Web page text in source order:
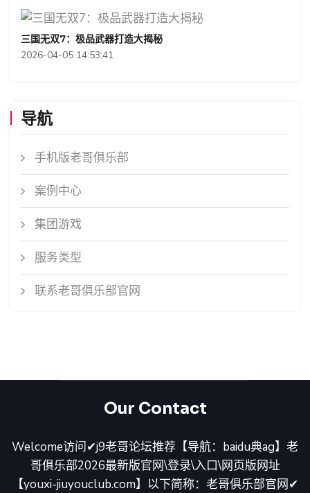
三国无双7：极品武器打造大揭秘
2026-04-05 14:53:41
导航
手机版老哥俱乐部
案例中心
集团游戏
服务类型
联系老哥俱乐部官网
Our Contact
Welcome访问✔j9老哥论坛推荐【导航：baidu典ag】老
哥俱乐部2026最新版官网\登录\入口\网页版网址
【youxi-jiuyouclub.com】以下简称：老哥俱乐部官网✔